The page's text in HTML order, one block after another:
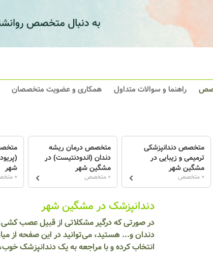
راهنما و سوالات متداول همکاری و عضویت متخصصان
متخصص دندانپزشکی
ترمیمی و زیبایی در
مشگین شهر
0 متخصص
متخصص درمان ریشه
دندان (اندودنتیست) در
مشگین شهر
0 متخصص
شهر
0 متخصص
دندانپزشک در مشگین شهر
در صورتی که درگیر مشکلاتی از قبیل عصب
دندان و... هستید، می‌توانید در این صفحه از
انتخاب کرده و با مراجعه به یک دندانپزشک